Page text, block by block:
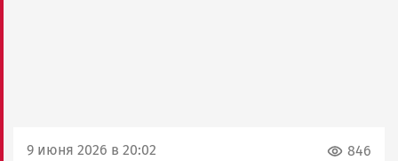
9 июня 2026 в 20:02
846